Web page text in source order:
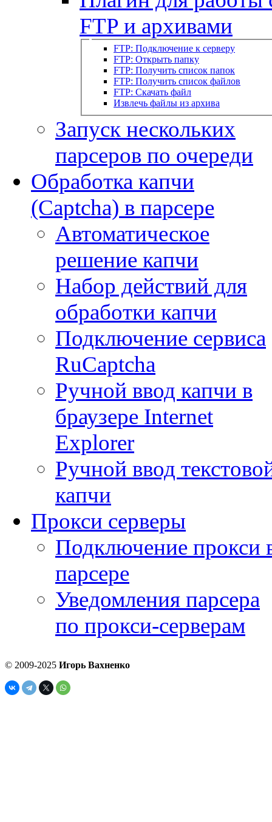
FTP и архивами
FTP: Подключение к серверу
FTP: Открыть папку
FTP: Получить список папок
FTP: Получить список файлов
FTP: Скачать файл
Извлечь файлы из архива
Запуск нескольких
парсеров по очереди
Обработка капчи
(Captcha) в парсере
Автоматическое
решение капчи
Набор действий для
обработки капчи
Подключение сервиса
RuCaptcha
Ручной ввод капчи в
браузере Internet
Explorer
Ручной ввод
капчи
Прокси серверы
Подключение прокси
парсере
Уведомления парсера
по прокси-серверам
© 2009-2025 Игорь Вахненко